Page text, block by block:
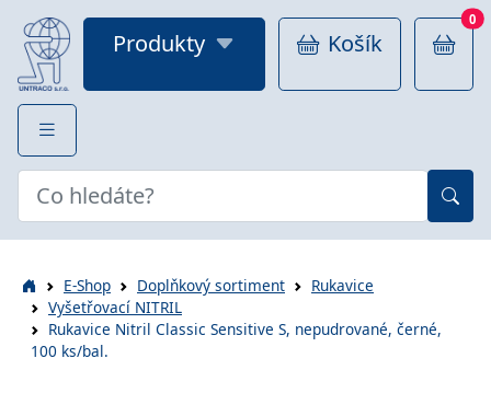
Produkty Košík
0
E-Shop Doplňkový sortiment
Rukavice
Vyšetřovací NITRIL
Rukavice Nitril Classic Sensitive S, nepudrované, černé,
100 ks/bal.